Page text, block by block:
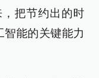
把节约出的时
智能的关键能力